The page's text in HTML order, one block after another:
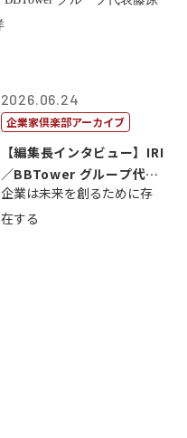
2026.06.24
企業家倶楽部アーカイブ
【編集長インタビュー】IRI
／BBTower グループ代表
藤...
企業は未来を創るために存
在する